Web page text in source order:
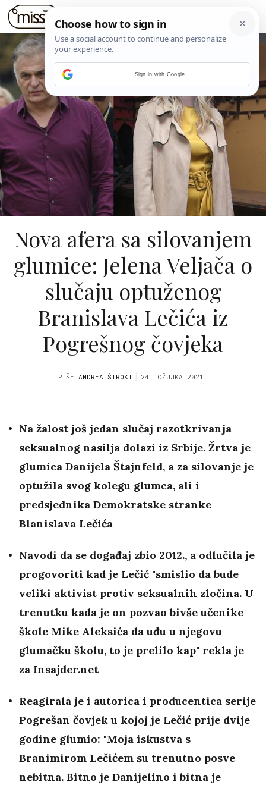
Nova afera sa silovanjem
glumice: Jelena Veljača o
slučaju optuženog
Branislava Lečića iz
Pogrešnog čovjeka
PIŠE ANDREA ŠIROKI 24. OŽUJKA 2021.
Na žalost još jedan slučaj razotkrivanja
seksualnog nasilja dolazi iz Srbije. Žrtva je
glumica Danijela Štajnfeld, a za silovanje je
optužila svog kolegu glumca, ali i
predsjednika Demokratske stranke
Blanislava Lečića
Navodi da se događaj zbio 2012., a odlučila je
progovoriti kad je Lečić "smislio da bude
veliki aktivist protiv seksualnih zločina. U
trenutku kada je on pozvao bivše učenike
škole Mike Aleksića da uđu u njegovu
glumačku školu, to je prelilo kap" rekla je
za Insajder.net
Reagirala je i autorica i producentica serije
Pogrešan čovjek u kojoj je Lečić prije dvije
godine glumio: "Moja iskustva s
Branimirom Lečićem su trenutno posve
nebitna. Bitno je Danijelino i bitna je
Sign in with Google